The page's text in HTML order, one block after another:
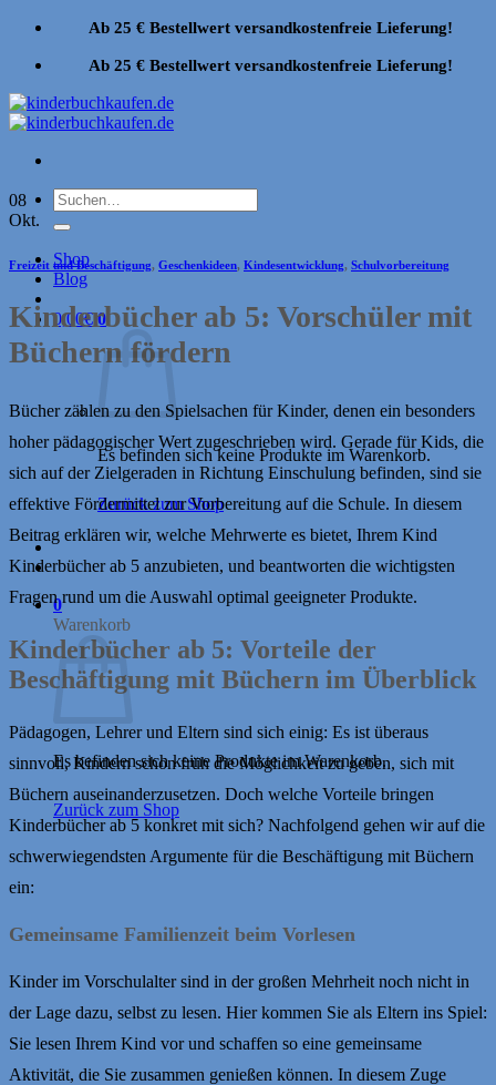
Zum
springen
Ab 25 € Bestellwert versandkostenfreie Lieferung!
Ab 25 € Bestellwert versandkostenfreie Lieferung!
Suchen
nach:
Shop
Blog
0,00€ 0
Es befinden sich keine Produkte im Warenkorb.
Zurück zum Shop
0
Warenkorb
Es befinden sich keine Produkte im Warenkorb.
Zurück zum Shop
08
Okt.
Freizeit und Beschäftigung, Geschenkideen, Kindesentwicklung, Schulvorbereitung
Kinderbücher ab 5: Vorschüler mit
Büchern fördern
Bücher zählen zu den Spielsachen für Kinder, denen ein besonders
hoher pädagogischer Wert zugeschrieben wird. Gerade für Kids, die
sich auf der Zielgeraden in Richtung Einschulung befinden, sind sie
effektive Fördermittel zur Vorbereitung auf die Schule. In diesem
Beitrag erklären wir, welche Mehrwerte es bietet, Ihrem Kind
Kinderbücher ab 5 anzubieten, und beantworten die wichtigsten
Fragen rund um die Auswahl optimal geeigneter Produkte.
Kinderbücher ab 5: Vorteile der
Beschäftigung mit Büchern im Überblick
Pädagogen, Lehrer und Eltern sind sich einig: Es ist überaus
sinnvoll, Kindern schon früh die Möglichkeit zu geben, sich mit
Büchern auseinanderzusetzen. Doch welche Vorteile bringen
Kinderbücher ab 5 konkret mit sich? Nachfolgend gehen wir auf die
schwerwiegendsten Argumente für die Beschäftigung mit Büchern
ein:
Gemeinsame Familienzeit beim Vorlesen
Kinder im Vorschulalter sind in der großen Mehrheit noch nicht in
der Lage dazu, selbst zu lesen. Hier kommen Sie als Eltern ins Spiel:
Sie lesen Ihrem Kind vor und schaffen so eine gemeinsame
Aktivität, die Sie zusammen genießen können. In diesem Zuge